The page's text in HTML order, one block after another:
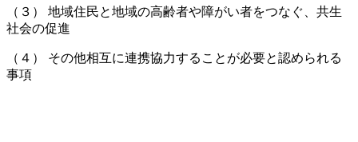
（３） 地域住民と地域の高齢者や障がい者をつなぐ、共生
社会の促進
（４） その他相互に連携協力することが必要と認められる
事項